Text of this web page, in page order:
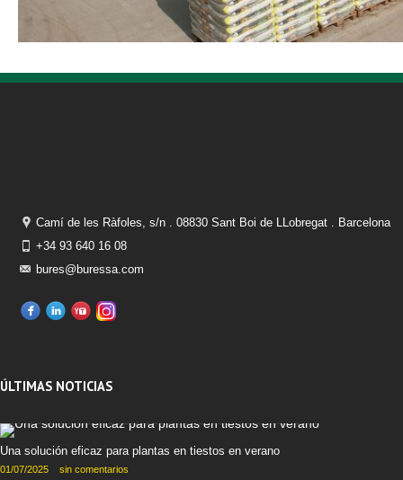
Camí de les Ràfoles, s/n . 08830 Sant Boi de LLobregat . Barcelona
+34 93 640 16 08
bures@buressa.com
ÚLTIMAS NOTICIAS
Una solución eficaz para plantas en tiestos en verano
01/07/2025 sin comentarios